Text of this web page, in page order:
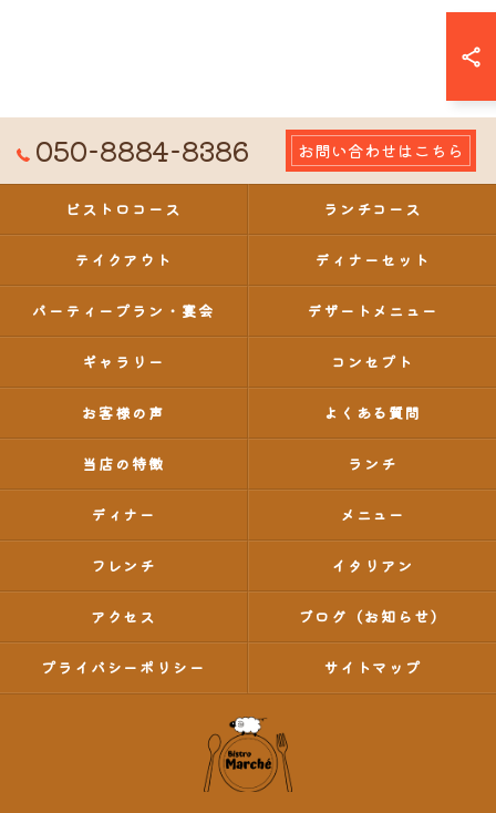
050-8884-8386 お問い合わせはこちら
ビストロコース ランチコース
テイクアウト ディナーセット
パーティープラン・宴会 デザートメニュー
ギャラリー コンセプト
お客様の声 よくある質問
当店の特徴 ランチ
ディナー メニュー
フレンチ イタリアン
アクセス ブログ（お知らせ）
プライバシーポリシー サイトマップ